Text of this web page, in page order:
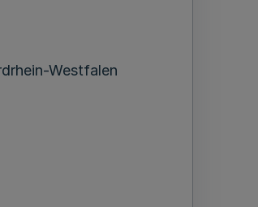
Westfalen